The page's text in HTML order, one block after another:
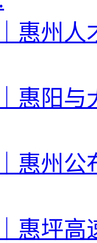
惠州
惠阳
惠州
惠坪